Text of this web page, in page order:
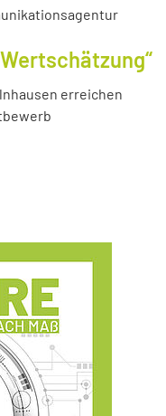
erreichen